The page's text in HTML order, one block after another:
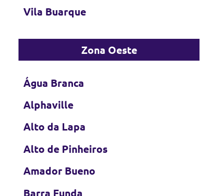
Vila Buarque
Zona Oeste
Água Branca
Alphaville
Alto da Lapa
Alto de Pinheiros
Amador Bueno
Barra Funda